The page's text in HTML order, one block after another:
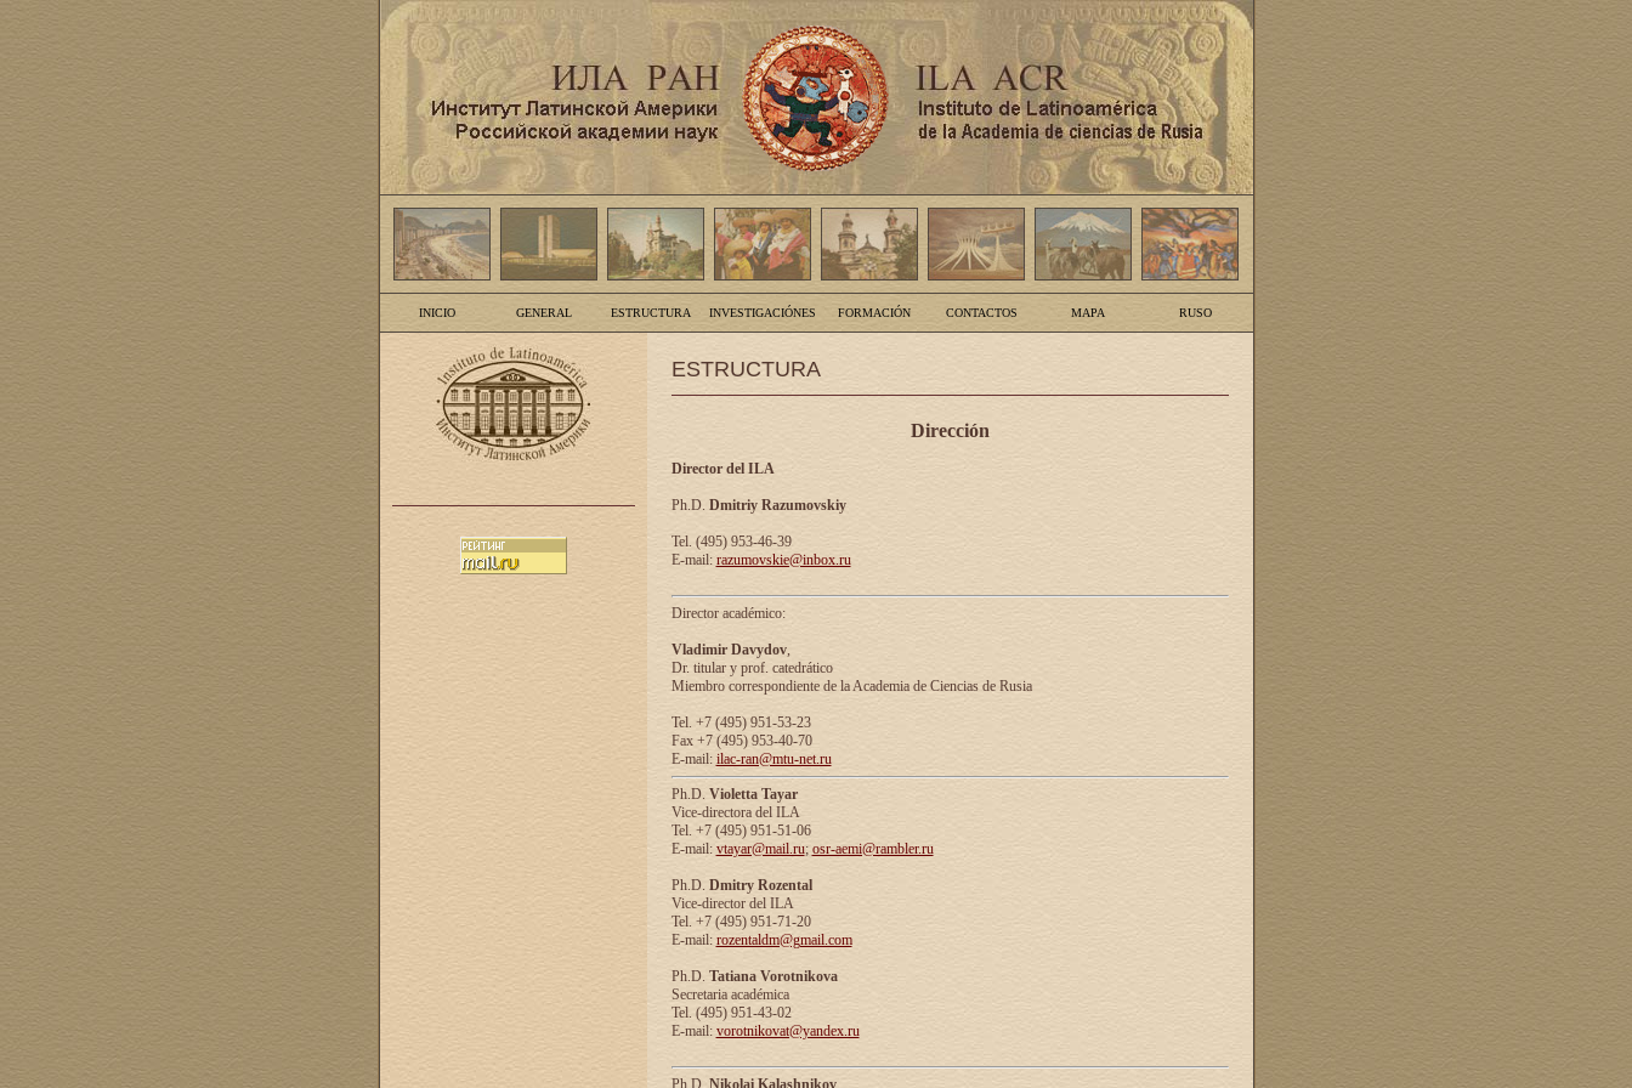
INICIO GENERAL ESTRUCTURA INVESTIGACIÓNES FORMACIÓN CONTACTOS MAPA RUSO
ESTRUCTURA
Dirección
Director del ILA
Ph.D. Dmitriy Razumovskiy
Tel. (495) 953-46-39
E-mail: razumovskie@inbox.ru
Director académico:
Vladimir Davydov,
Dr. titular y prof. catedrático
Miembro correspondiente de la Academia de Ciencias de Rusia
Tel. +7 (495) 951-53-23
Fax +7 (495) 953-40-70
E-mail: ilac-ran@mtu-net.ru
Ph.D. Violetta Tayar
Vice-directora del ILA
Tel. +7 (495) 951-51-06
E-mail: vtayar@mail.ru; osr-aemi@rambler.ru
Ph.D. Dmitry Rozental
Vice-director del ILA
Tel. +7 (495) 951-71-20
E-mail: rozentaldm@gmail.com
Ph.D. Tatiana Vorotnikova
Secretaria académica
Tel. (495) 951-43-02
E-mail: vorotnikovat@yandex.ru
Ph.D. Nikolai Kalashnikov